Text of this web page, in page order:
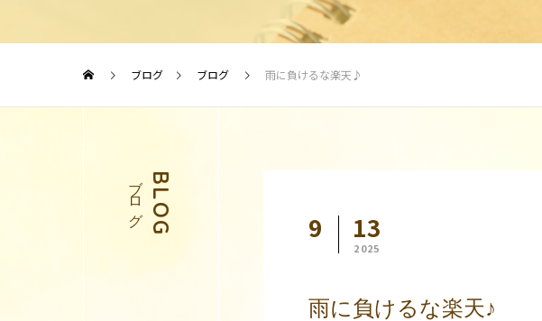
ブログ ブログ 雨に負けるな楽天♪
BLOG
ブログ
9 13
2025
雨に負けるな楽天♪